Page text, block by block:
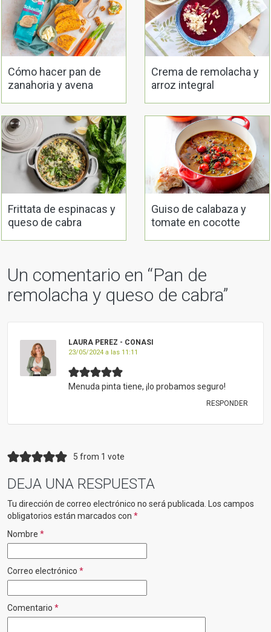
Cómo hacer pan de
zanahoria y avena
Crema de remolacha y
arroz integral
Frittata de espinacas y
queso de cabra
Guiso de calabaza y
tomate en cocotte
Un comentario en “Pan de
remolacha y queso de cabra”
LAURA PEREZ - CONASI
23/05/2024 a las 11:11
Menuda pinta tiene, ¡lo probamos seguro!
RESPONDER
5 from 1 vote
DEJA UNA RESPUESTA
Tu dirección de correo electrónico no será publicada.
Los campos
obligatorios están marcados con *
Nombre *
Correo electrónico *
Comentario *